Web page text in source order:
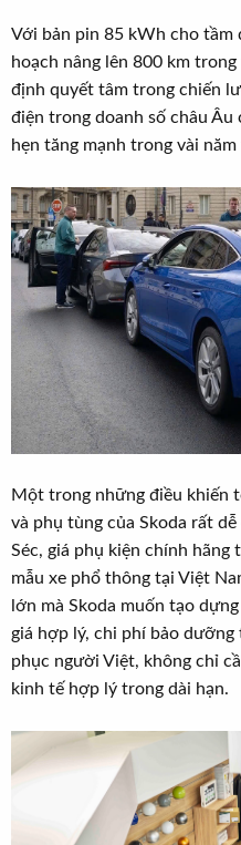
Với bản pin 85 kWh cho tầm
hoạch nâng lên 800 km
định quyết tâm trong chiến
điện trong doanh số châu Âu
hẹn tăng mạnh trong vài
Một trong những điều khiến
và phụ tùng của Skoda rất
Séc, giá phụ kiện chính hãng
mẫu xe phổ thông tại Việt
lớn mà Skoda muốn tạo
giá hợp lý, chi phí bảo dưỡng
phục người Việt, không chỉ
kinh tế hợp lý trong dài hạn.